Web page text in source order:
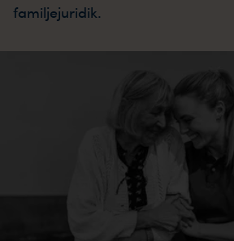
familjejuridik.